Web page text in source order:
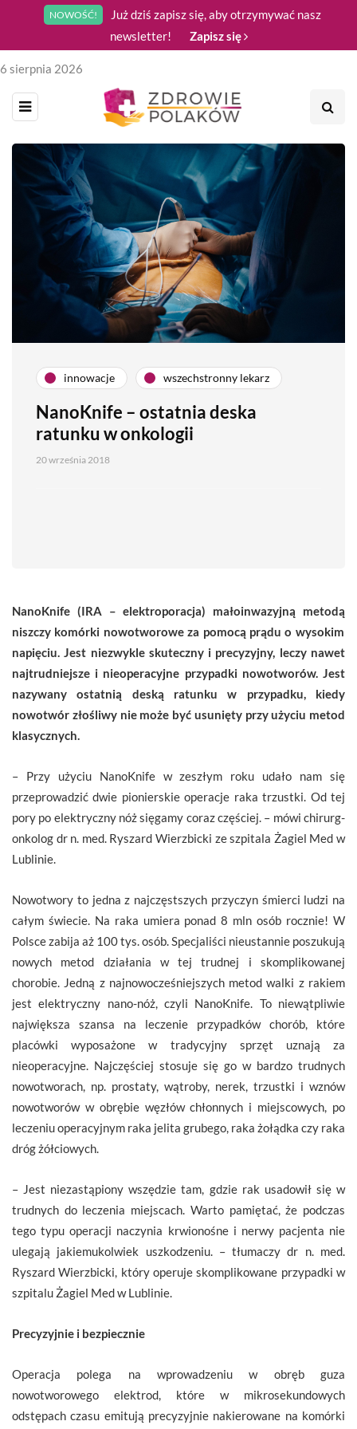
NOWOŚĆ!
Już dziś zapisz się, aby otrzymywać nasz
newsletter!
Zapisz się
6 sierpnia 2026
innowacje wszechstronny lekarz
NanoKnife – ostatnia deska
ratunku w onkologii
20 września 2018
NanoKnife (IRA – elektroporacja) małoinwazyjną metodą
niszczy komórki nowotworowe za pomocą prądu o wysokim
napięciu. Jest niezwykle skuteczny i precyzyjny, leczy nawet
najtrudniejsze i nieoperacyjne przypadki nowotworów. Jest
nazywany ostatnią deską ratunku w przypadku, kiedy
nowotwór złośliwy nie może być usunięty przy użyciu metod
klasycznych.
– Przy użyciu NanoKnife w zeszłym roku udało nam się
przeprowadzić dwie pionierskie operacje raka trzustki. Od tej
pory po elektryczny nóż sięgamy coraz częściej. – mówi chirurg-
onkolog dr n. med. Ryszard Wierzbicki ze szpitala Żagiel Med w
Lublinie.
Nowotwory to jedna z najczęstszych przyczyn śmierci ludzi na
całym świecie. Na raka umiera ponad 8 mln osób rocznie! W
Polsce zabija aż 100 tys. osób. Specjaliści nieustannie poszukują
nowych metod działania w tej trudnej i skomplikowanej
chorobie. Jedną z najnowocześniejszych metod walki z rakiem
jest elektryczny nano-nóż, czyli NanoKnife. To niewątpliwie
największa szansa na leczenie przypadków chorób, które
placówki wyposażone w tradycyjny sprzęt uznają za
nieoperacyjne. Najczęściej stosuje się go w bardzo trudnych
nowotworach, np. prostaty, wątroby, nerek, trzustki i wznów
nowotworów w obrębie węzłów chłonnych i miejscowych, po
leczeniu operacyjnym raka jelita grubego, raka żołądka czy raka
dróg żółciowych.
– Jest niezastąpiony wszędzie tam, gdzie rak usadowił się w
trudnych do leczenia miejscach. Warto pamiętać, że podczas
tego typu operacji naczynia krwionośne i nerwy pacjenta nie
ulegają jakiemukolwiek uszkodzeniu. – tłumaczy dr n. med.
Ryszard Wierzbicki, który operuje skomplikowane przypadki w
szpitalu Żagiel Med w Lublinie.
Precyzyjnie i bezpiecznie
Operacja polega na wprowadzeniu w obręb guza
nowotworowego elektrod, które w mikrosekundowych
odstępach czasu emitują precyzyjnie nakierowane na komórki